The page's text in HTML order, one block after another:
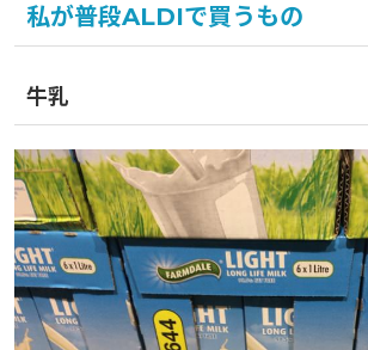
私が普段ALDIで買うもの
牛乳